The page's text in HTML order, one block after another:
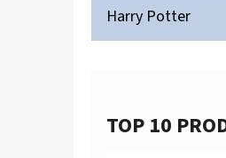
Harry Potter
TOP 10